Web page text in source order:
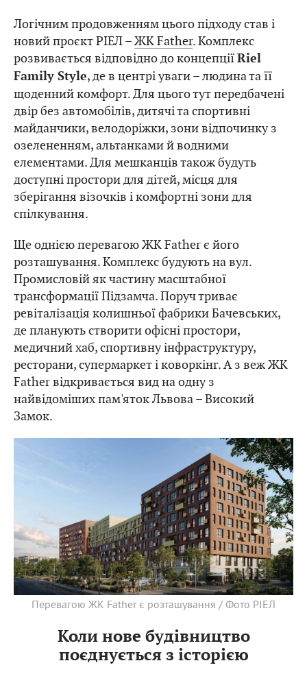
Логічним продовженням цього підходу став і
новий проєкт РІЕЛ –ЖК Father. Комплекс
розвивається відповідно до концепціїRiel
Family Style, де в центрі уваги – людина та її
щоденний комфорт. Для цього тут передбачені
двір без автомобілів, дитячі та спортивні
майданчики, велодоріжки, зони відпочинку з
озелененням, альтанками й водними
елементами. Для мешканців також будуть
доступні простори для дітей, місця для
зберігання візочків і комфортні зони для
спілкування.
Ще однією перевагою ЖК Father є його
розташування. Комплекс будують на вул.
Промисловій як частину масштабної
трансформації Підзамча. Поруч триває
ревіталізація колишньої фабрики Бачевських,
де планують створити офісні простори,
медичний хаб, спортивну інфраструктуру,
ресторани, супермаркет і коворкінг. А з веж ЖК
Father відкривається вид на одну з
найвідоміших пам'яток Львова – Високий
Замок.
Перевагою ЖК Father є розташування / Фото РІЕЛ
Коли нове будівництво
поєднується з історією